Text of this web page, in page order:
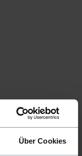
Über Cookies